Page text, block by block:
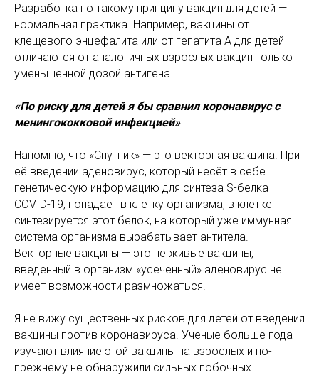
Разработка по такому принципу вакцин для детей —
нормальная практика. Например, вакцины от
клещевого энцефалита или от гепатита А для детей
отличаются от аналогичных взрослых вакцин только
уменьшенной дозой антигена.
«По риску для детей я бы сравнил коронавирус с
менингококковой инфекцией»
Напомню, что «Спутник» — это векторная вакцина. При
её введении аденовирус, который несёт в себе
генетическую информацию для синтеза S-белка
COVID-19, попадает в клетку организма, в клетке
синтезируется этот белок, на который уже иммунная
система организма вырабатывает антитела.
Векторные вакцины — это не живые вакцины,
введенный в организм «усеченный» аденовирус не
имеет возможности размножаться.
Я не вижу существенных рисков для детей от введения
вакцины против коронавируса. Ученые больше года
изучают влияние этой вакцины на взрослых и по-
прежнему не обнаружили сильных побочных